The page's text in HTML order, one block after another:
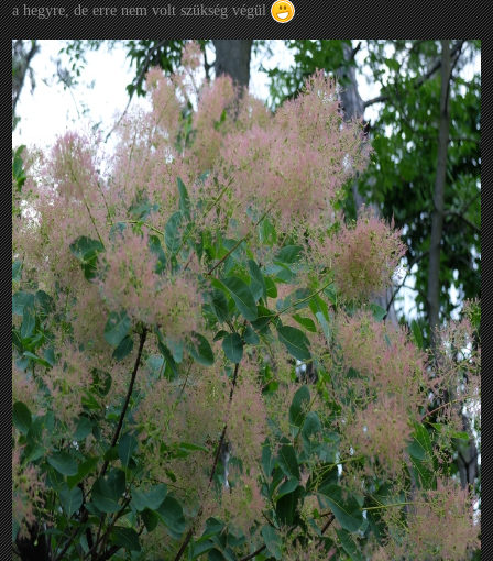
a hegyre, de erre nem volt szükség végül
.